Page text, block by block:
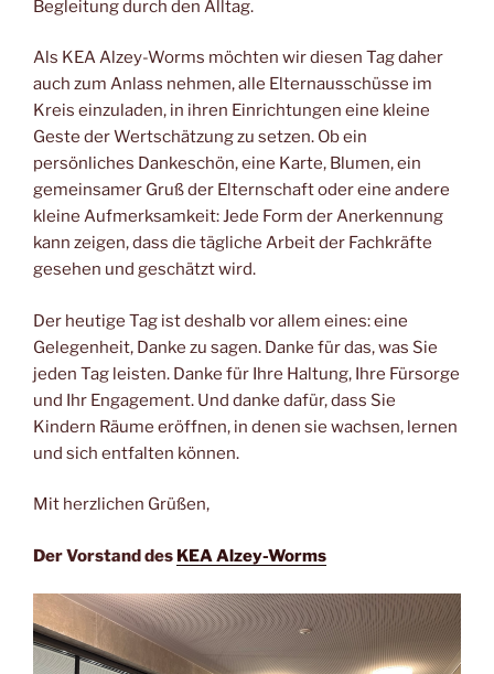
Begleitung durch den Alltag.
Als KEA Alzey-Worms möchten wir diesen Tag daher
auch zum Anlass nehmen, alle Elternausschüsse im
Kreis einzuladen, in ihren Einrichtungen eine kleine
Geste der Wertschätzung zu setzen. Ob ein
persönliches Dankeschön, eine Karte, Blumen, ein
gemeinsamer Gruß der Elternschaft oder eine andere
kleine Aufmerksamkeit: Jede Form der Anerkennung
kann zeigen, dass die tägliche Arbeit der Fachkräfte
gesehen und geschätzt wird.
Der heutige Tag ist deshalb vor allem eines: eine
Gelegenheit, Danke zu sagen. Danke für das, was Sie
jeden Tag leisten. Danke für Ihre Haltung, Ihre Fürsorge
und Ihr Engagement. Und danke dafür, dass Sie
Kindern Räume eröffnen, in denen sie wachsen, lernen
und sich entfalten können.
Mit herzlichen Grüßen,
Der Vorstand des KEA Alzey-Worms